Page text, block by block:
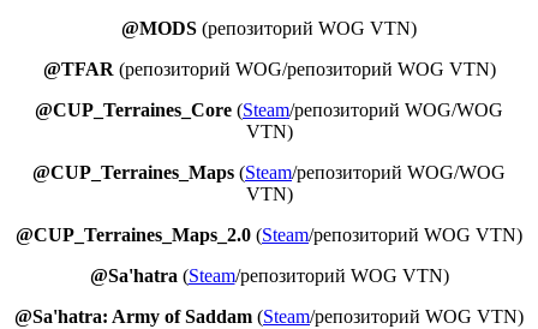
@MODS (репозиторий WOG VTN)
@TFAR (репозиторий WOG/репозиторий WOG VTN)
@CUP_Terraines_Core (Steam/репозиторий WOG/WOG
VTN)
@CUP_Terraines_Maps (Steam/репозиторий WOG/WOG
VTN)
@CUP_Terraines_Maps_2.0 (Steam/репозиторий WOG VTN)
@Sa'hatra (Steam/репозиторий WOG VTN)
@Sa'hatra: Army of Saddam (Steam/репозиторий WOG VTN)